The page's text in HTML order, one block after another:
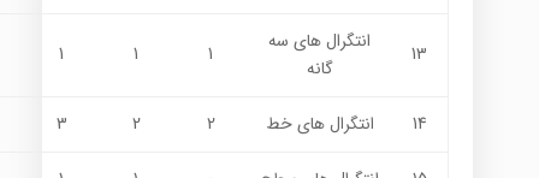
13
انتگرال هاي سه
گانه
1
1
1
14 انتگرال هاي خط 2
2
3